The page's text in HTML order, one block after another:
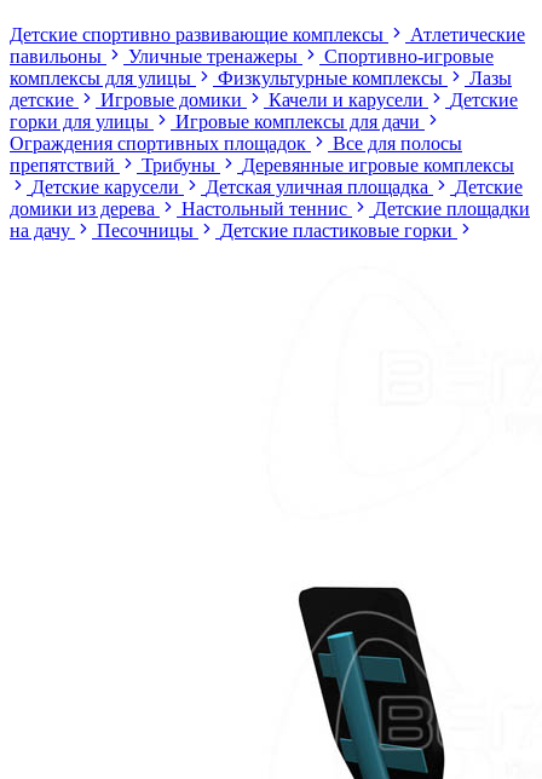
Детские спортивно развивающие комплексы
Атлетические
павильоны
Уличные тренажеры
Спортивно-игровые
комплексы для улицы
Физкультурные комплексы
Лазы
детские
Игровые домики Качели и карусели
Детские
горки для улицы
Игровые комплексы для дачи
Ограждения спортивных площадок
Все для полосы
препятствий
Трибуны
Деревянные игровые комплексы
Детские карусели
Детская уличная площадка
Детские
домики из дерева
Настольный теннис
Детские площадки
на дачу
Песочницы Детские пластиковые горки